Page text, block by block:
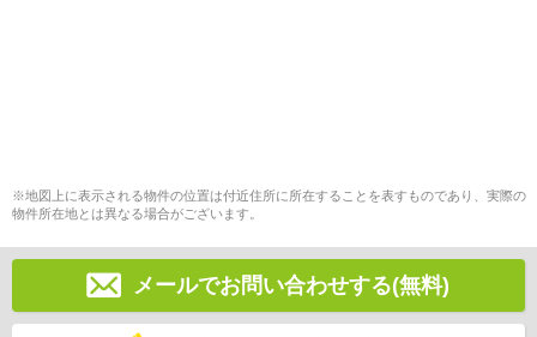
※地図上に表示される物件の位置は付近住所に所在することを表すものであり、実際の
物件所在地とは異なる場合がございます。
メールでお問い合わせする(無料)